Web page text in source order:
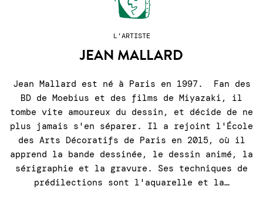
L'ARTISTE
JEAN MALLARD
Jean Mallard est né à Paris en 1997. Fan des
BD de Moebius et des films de Miyazaki, il
tombe vite amoureux du dessin, et décide de ne
plus jamais s'en séparer. Il a rejoint l'École
des Arts Décoratifs de Paris en 2015, où il
apprend la bande dessinée, le dessin animé, la
sérigraphie et la gravure. Ses techniques de
prédilections sont l'aquarelle et la…